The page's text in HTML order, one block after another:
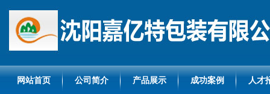
网站首页 公司简介 产品展示 成功案例 人才